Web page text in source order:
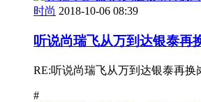
时尚 2018-10-06 08:39
听说尚瑞飞从万到达银泰再
RE:听说尚瑞飞从万到达银泰再换
#